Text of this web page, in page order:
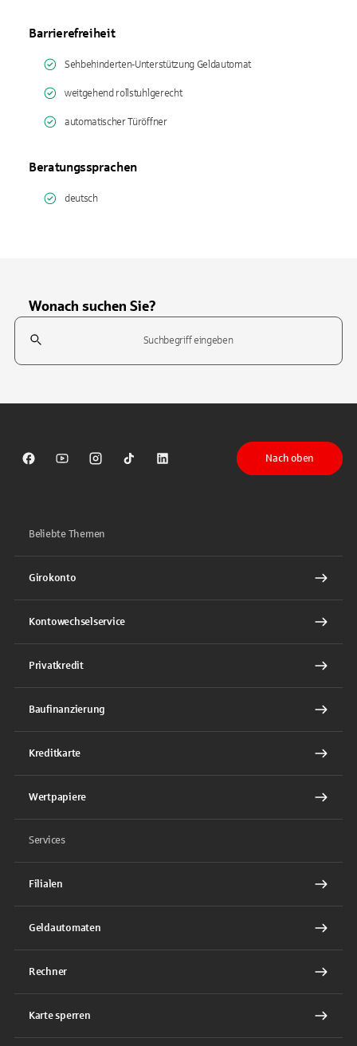
Barrierefreiheit
Sehbehinderten-Unterstützung Geldautomat
weitgehend rollstuhlgerecht
automatischer Türöffner
Beratungssprachen
deutsch
Wonach suchen Sie?
Suchfeld
Sparkasse auf Facebook
Sparkasse auf Youtube
Sparkasse auf Instagram
Sparkasse auf TikTok
Sparkasse auf LinkedIn
Nach oben
Beliebte Themen
Girokonto
Kontowechselservice
Privatkredit
Baufinanzierung
Kreditkarte
Wertpapiere
Services
Filialen
Geldautomaten
Rechner
Karte sperren